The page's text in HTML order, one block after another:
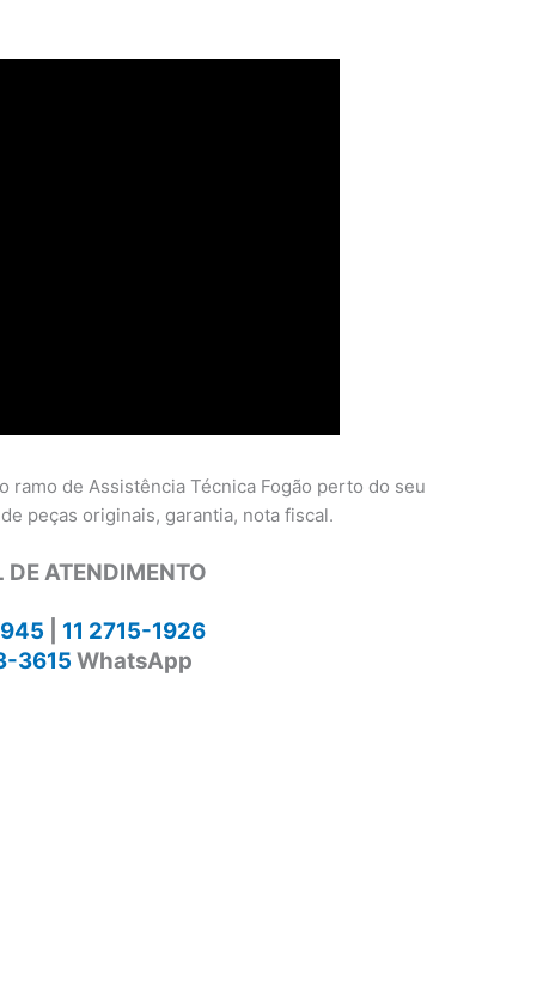
ramo de Assistência Técnica Fogão perto do seu
peças originais, garantia, nota fiscal.
DE ATENDIMENTO
11 2715-1926
3615 WhatsApp